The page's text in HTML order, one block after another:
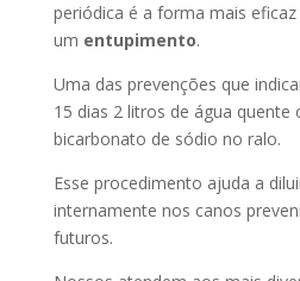
periódica é a forma mais
um entupimento.
Uma das prevenções que
15 dias 2 litros de água quente
bicarbonato de sódio no ralo.
Esse procedimento ajuda a
internamente nos canos
futuros.